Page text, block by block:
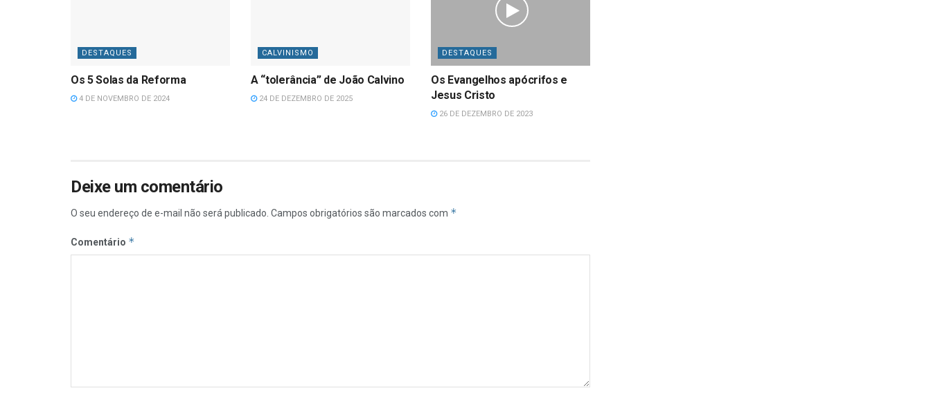
DESTAQUES
Os 5 Solas da Reforma
4 DE NOVEMBRO DE 2024
CALVINISMO
A “tolerância” de João Calvino
24 DE DEZEMBRO DE 2025
DESTAQUES
Os Evangelhos apócrifos e
Jesus Cristo
26 DE DEZEMBRO DE 2023
Deixe um comentário
O seu endereço de e-mail não será publicado. Campos obrigatórios são marcados com *
Comentário *